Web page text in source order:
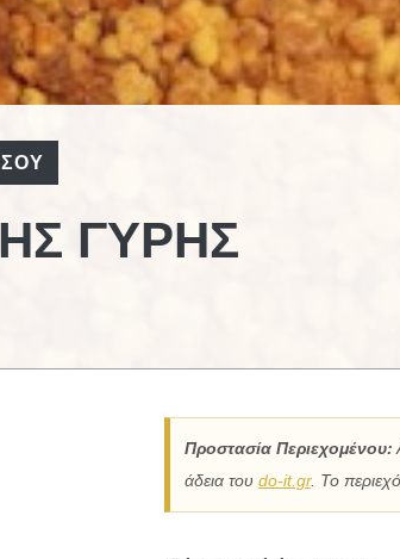
ΓΎΡΗΣ
Προστασία Περιεχομένου:
άδεια του do-it.gr. Το